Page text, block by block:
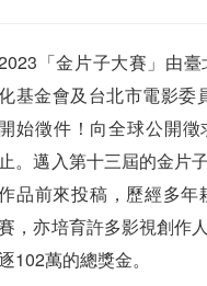
「金片子大賽」由
基金會及台北市電影委
開始徵件！向全球公開
。邁入第十三屆的金片
品前來投稿，歷經多
，亦培育許多影視創作
102萬的總獎金。